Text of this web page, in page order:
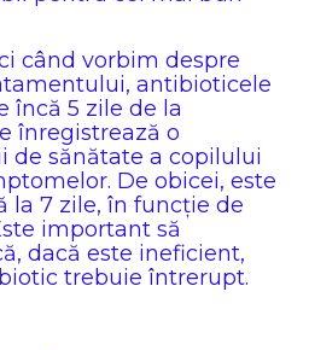
când vorbim despre
antibioticele
încă 5 zile de la
înregistrează o
de sănătate a copilului
De obicei, este
la 7 zile, în funcție de
important să
dacă este ineficient,
trebuie întrerupt.